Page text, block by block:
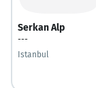
Serkan Alp
---
Istanbul